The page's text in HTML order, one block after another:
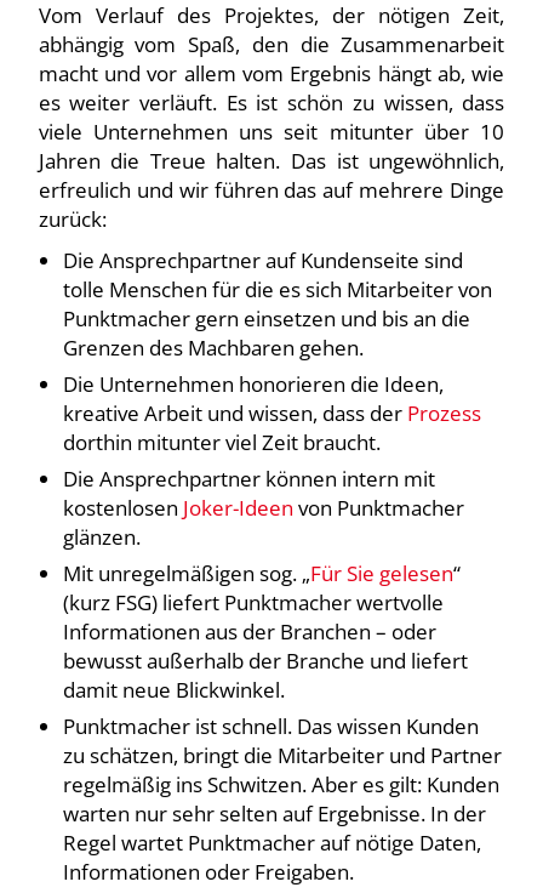
Vom Verlauf des Projektes, der nötigen Zeit,
abhängig vom Spaß, den die Zusammenarbeit
macht und vor allem vom Ergebnis hängt ab, wie
es weiter verläuft. Es ist schön zu wissen, dass
viele Unternehmen uns seit mitunter über 10
Jahren die Treue halten. Das ist ungewöhnlich,
erfreulich und wir führen das auf mehrere Dinge
zurück:
Die Ansprechpartner auf Kundenseite sind
tolle Menschen für die es sich Mitarbeiter von
Punktmacher gern einsetzen und bis an die
Grenzen des Machbaren gehen.
Die Unternehmen honorieren die Ideen,
kreative Arbeit und wissen, dass der Prozess
dorthin mitunter viel Zeit braucht.
Die Ansprechpartner können intern mit
kostenlosen Joker-Ideen von Punktmacher
glänzen.
Mit unregelmäßigen sog. „Für Sie gelesen“
(kurz FSG) liefert Punktmacher wertvolle
Informationen aus der Branchen – oder
bewusst außerhalb der Branche und liefert
damit neue Blickwinkel.
Punktmacher ist schnell. Das wissen Kunden
zu schätzen, bringt die Mitarbeiter und Partner
regelmäßig ins Schwitzen. Aber es gilt: Kunden
warten nur sehr selten auf Ergebnisse. In der
Regel wartet Punktmacher auf nötige Daten,
Informationen oder Freigaben.